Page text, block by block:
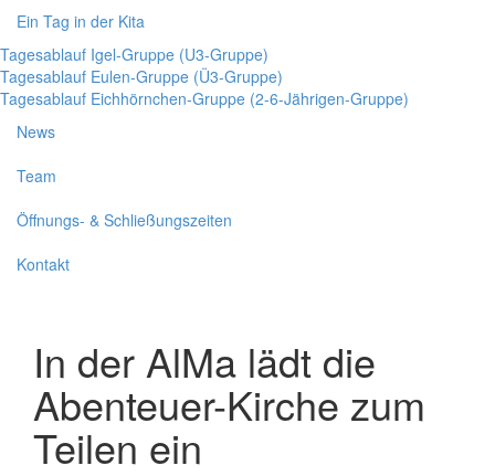
Ein Tag in der Kita
Tagesablauf Igel-Gruppe (U3-Gruppe)
Tagesablauf Eulen-Gruppe (Ü3-Gruppe)
Tagesablauf Eichhörnchen-Gruppe (2-6-Jährigen-Gruppe)
News
Team
Öffnungs- & Schließungszeiten
Kontakt
In der AlMa lädt die
Abenteuer-Kirche zum
Teilen ein